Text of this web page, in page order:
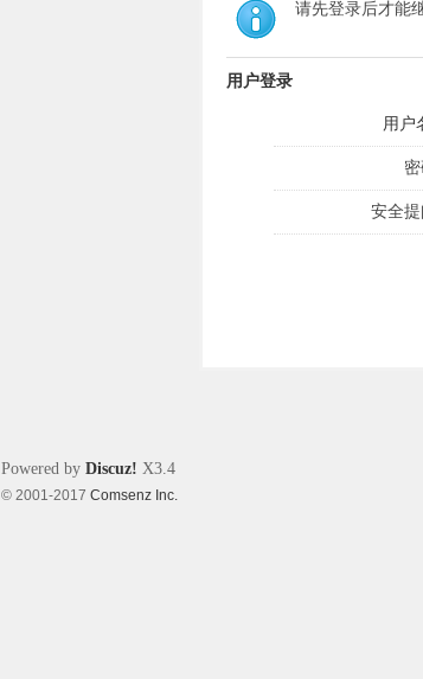
请先登录后才能
用户登录
用户
安全提
Powered by Discuz! X3.4
© 2001-2017 Comsenz Inc.